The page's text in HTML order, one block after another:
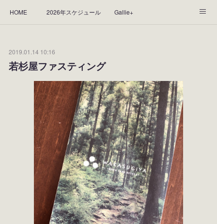
HOME 2026年スケジュール Gallie+
WORKS
“Kasane Style Art”って？ Yorie's Tapestry Yorie's Goods
作品のレンタルについて 2025年足跡
2024年 の足跡 2023*足跡 2022年の足あと
2021あしあと 2020年あしあと 2019年足あと
2018年あしあと
2019.01.14 10:16
若杉屋ファスティング